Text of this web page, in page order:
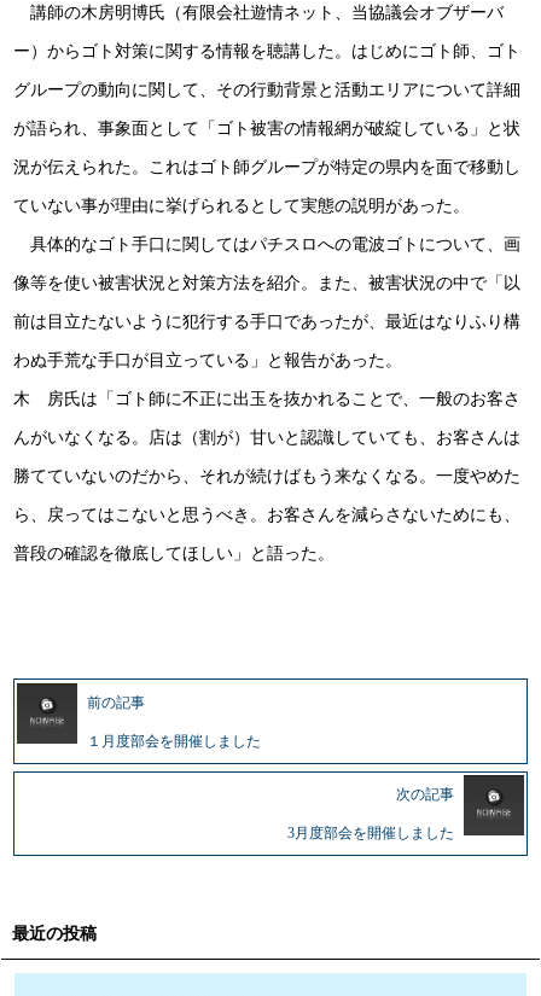
講師の木房明博氏（有限会社遊情ネット、当協議会オブザーバ
ー）からゴト対策に関する情報を聴講した。はじめにゴト師、ゴト
グループの動向に関して、その行動背景と活動エリアについて詳細
が語られ、事象面として「ゴト被害の情報網が破綻している」と状
況が伝えられた。これはゴト師グループが特定の県内を面で移動し
ていない事が理由に挙げられるとして実態の説明があった。
具体的なゴト手口に関してはパチスロへの電波ゴトについて、画
像等を使い被害状況と対策方法を紹介。また、被害状況の中で「以
前は目立たないように犯行する手口であったが、最近はなりふり構
わぬ手荒な手口が目立っている」と報告があった。
木 房氏は「ゴト師に不正に出玉を抜かれることで、一般のお客さ
んがいなくなる。店は（割が）甘いと認識していても、お客さんは
勝てていないのだから、それが続けばもう来なくなる。一度やめた
ら、戻ってはこないと思うべき。お客さんを減らさないためにも、
普段の確認を徹底してほしい」と語った。
前の記事
１月度部会を開催しました
次の記事
3月度部会を開催しました
最近の投稿